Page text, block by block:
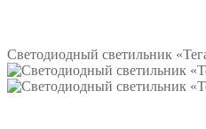
Светодиодный светильник